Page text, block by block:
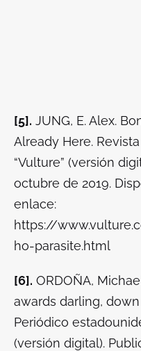
[5]. JUNG, E. Alex.
Already Here.
“Vulture” (versión
octubre de 2019.
enlace:
https://
ho-parasite.html
[6]. ORDOÑA,
awards darling,
Periódico
(versión digital).